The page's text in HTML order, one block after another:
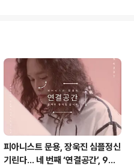
ch/76
대요 :)
피아니스트 문용, 장욱진 심플정신
기린다… 네 번째 ‘연결공간’, 9월